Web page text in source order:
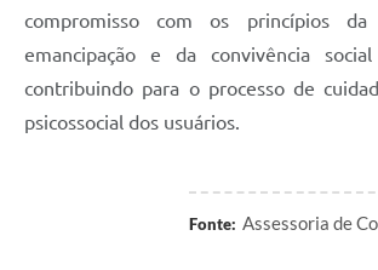
compromisso com os princípios da
emancipação e da convivência
contribuindo para o processo de
psicossocial dos usuários.
Fonte: Assessoria de